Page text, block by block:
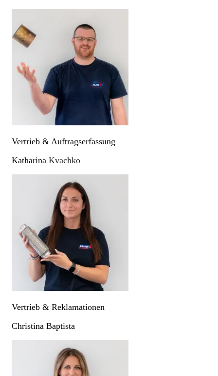
Vertrieb & Auftragserfassung
Katharina Kvachko
Vertrieb & Reklamationen
Christina Baptista